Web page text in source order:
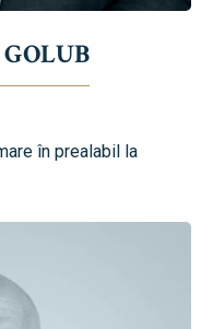
în prealabil la